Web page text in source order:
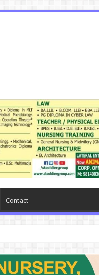
Contact